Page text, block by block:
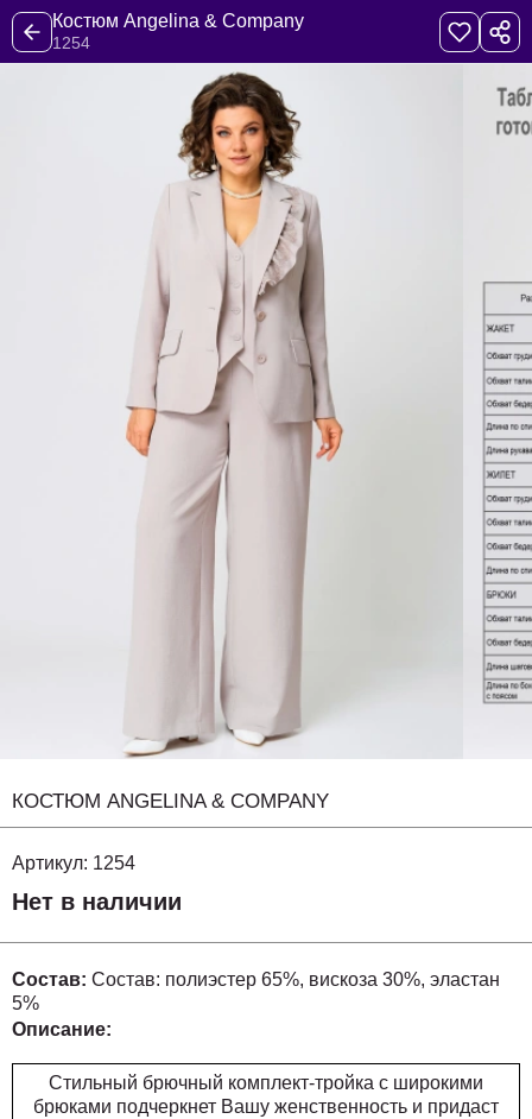
Костюм Angelina & Company
1254
КОСТЮМ ANGELINA & COMPANY
Артикул: 1254
Нет в наличии
Состав: Состав: полиэстер 65%, вискоза 30%, эластан
5%
Описание:
Стильный брючный комплект-тройка с широкими
брюками подчеркнет Вашу женственность и придаст